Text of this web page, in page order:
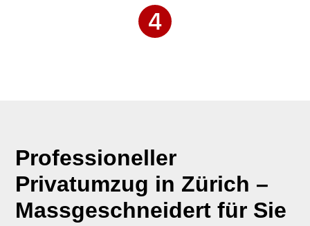
Professioneller
Privatumzug in Zürich –
Massgeschneidert für Sie